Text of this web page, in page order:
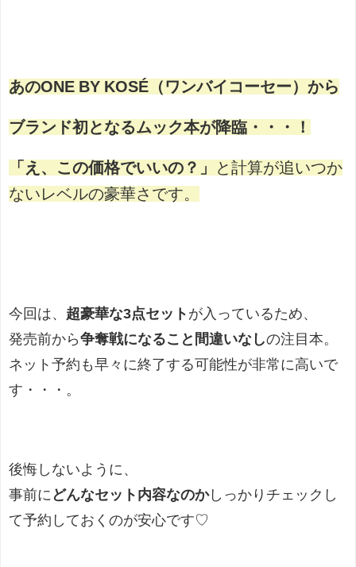
あのONE BY KOSÉ（ワンバイコーセー）から
ブランド初となるムック本が降臨・・・！
「え、この価格でいいの？」
と計算が追いつか
ないレベルの豪華さです。
今回は、 超豪華な3点セット が入っているため、
発売前から争奪戦になること間違いなしの注目本。
ネット予約も早々に終了する可能性が非常に高いで
す・・・。
後悔しないように、
事前に どんなセット内容なのかしっかりチェックし
て予約しておくのが安心です♡